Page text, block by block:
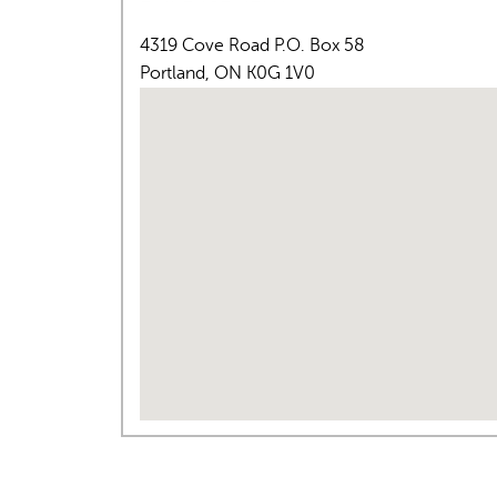
4319 Cove Road P.O. Box 58
Portland, ON K0G 1V0